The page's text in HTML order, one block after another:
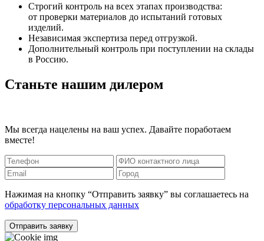
Строгий контроль на всех этапах производства:
от проверки материалов до испытаний готовых
изделий.
Независимая экспертиза перед отгрузкой.
Дополнительный контроль при поступлении на склады
в Россию.
Станьте нашим дилером
Мы всегда нацелены на ваш успех. Давайте поработаем
вместе!
Нажимая на кнопку “Отправить заявку” вы соглашаетесь на
обработку персональных данных
Отправить заявку